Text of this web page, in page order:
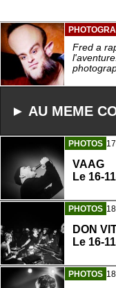
Fred a
► AU MEME
PHOTOS
VAAG
Le 16-
PHOTOS
DON
Le 16-
PHOTOS